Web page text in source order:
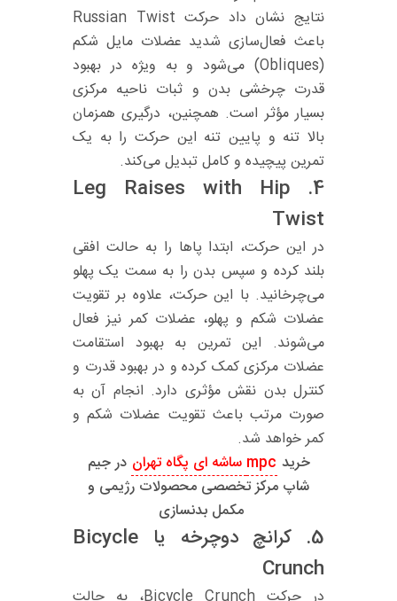
نتایج نشان داد حرکت Russian Twist
باعث فعال‌سازی شدید عضلات مایل شکم
(Obliques) می‌شود و به‌ ویژه در بهبود
قدرت چرخشی بدن و ثبات ناحیه مرکزی
بسیار مؤثر است. همچنین، درگیری همزمان
بالا تنه و پایین تنه این حرکت را به یک
تمرین پیچیده و کامل تبدیل می‌کند.
4.
Leg Raises with Hip
Twist
در این حرکت، ابتدا پاها را به حالت افقی
بلند کرده و سپس بدن را به سمت یک پهلو
می‌چرخانید. با این حرکت، علاوه بر تقویت
عضلات شکم و پهلو، عضلات کمر نیز فعال
می‌شوند. این تمرین به بهبود استقامت
عضلات مرکزی کمک کرده و در بهبود قدرت و
کنترل بدن نقش مؤثری دارد. انجام آن به
صورت مرتب باعث تقویت عضلات شکم و
کمر خواهد شد.
خرید mpc ساشه ای پگاه تهران
در جیم
شاپ مرکز تخصصی محصولات رژیمی و
مکمل بدنسازی
5. کرانچ دوچرخه یا
Bicycle
Crunch